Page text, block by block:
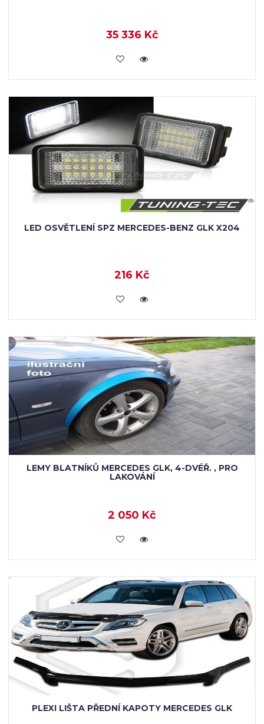
35 336 Kč
KOUPIT
LED OSVĚTLENÍ SPZ MERCEDES-BENZ GLK X204
216 Kč
KOUPIT
LEMY BLATNÍKŮ MERCEDES GLK, 4-DVÉŘ. , PRO
LAKOVÁNÍ
2 050 Kč
KOUPIT
PLEXI LIŠTA PŘEDNÍ KAPOTY MERCEDES GLK